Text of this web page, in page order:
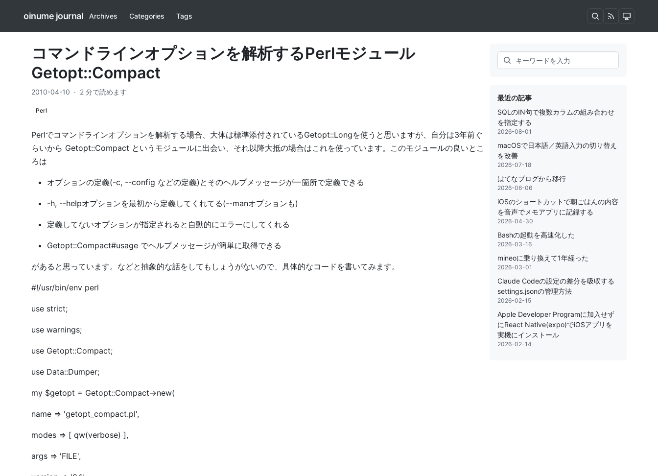
oinume journal Archives Categories Tags
コマンドラインオプションを解析するPerlモジュール
Getopt::Compact
2010-04-10 · 2 分で読めます
Perl
Perlでコマンドラインオプションを解析する場合、大体は標準添付されているGetopt::Longを使うと思いますが、自分は3年前ぐ
らいから Getopt::Compact というモジュールに出会い、それ以降大抵の場合はこれを使っています。このモジュールの良いとこ
ろは
オプションの定義(-c, --config などの定義)とそのヘルプメッセージが一箇所で定義できる
-h, --helpオプションを最初から定義してくれてる(--manオプションも)
定義してないオプションが指定されると自動的にエラーにしてくれる
Getopt::Compact#usage でヘルプメッセージが簡単に取得できる
があると思っています。などと抽象的な話をしてもしょうがないので、具体的なコードを書いてみます。
#!/usr/bin/env perl
use strict;
use warnings;
use Getopt::Compact;
use Data::Dumper;
my $getopt = Getopt::Compact->new(
name => 'getopt_compact.pl',
modes => [ qw(verbose) ],
args => 'FILE',
Search
最近の記事
SQLのIN句で複数カラムの組み合わせ
を指定する
2026-08-01
macOSで日本語／英語入力の切り替え
を改善
2026-07-18
はてなブログから移行
2026-06-06
iOSのショートカットで朝ごはんの内容
を音声でメモアプリに記録する
2026-04-30
Bashの起動を高速化した
2026-03-16
mineoに乗り換えて1年経った
2026-03-01
Claude Codeの設定の差分を吸収する
settings.jsonの管理方法
2026-02-15
Apple Developer Programに加入せず
にReact Native(expo)でiOSアプリを
実機にインストール
2026-02-14